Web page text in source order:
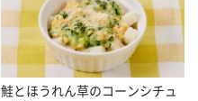
鮭とほうれん草のコーンシチュ